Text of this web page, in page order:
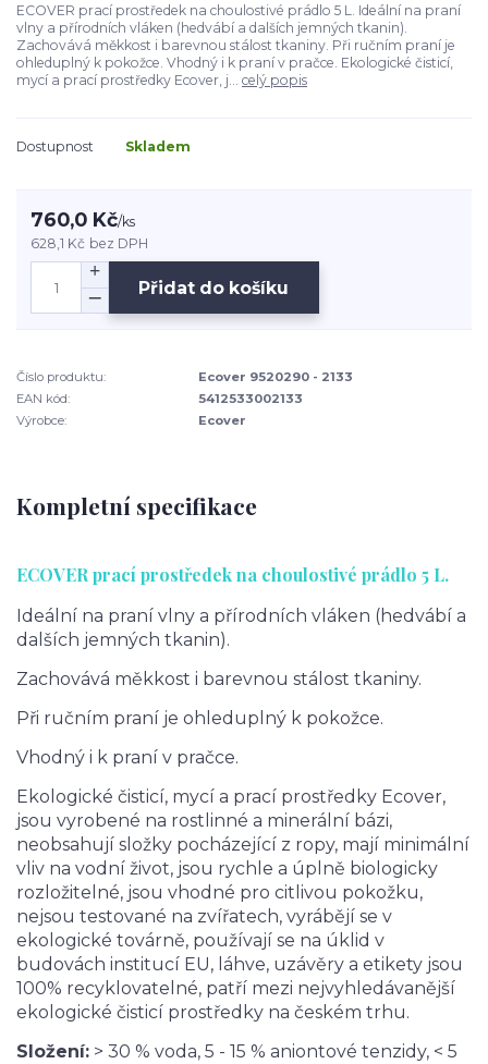
ECOVER prací prostředek na choulostivé prádlo 5 L. Ideální na praní
vlny a přírodních vláken (hedvábí a dalších jemných tkanin).
Zachovává měkkost i barevnou stálost tkaniny. Při ručním praní je
ohleduplný k pokožce. Vhodný i k praní v pračce. Ekologické čisticí,
mycí a prací prostředky Ecover, j... celý popis
Dostupnost Skladem
760,0 Kč/ks
628,1 Kč bez DPH
Přidat do košíku
Číslo produktu:
Ecover 9520290 - 2133
EAN kód:
5412533002133
Výrobce:
Ecover
Kompletní specifikace
ECOVER prací prostředek na choulostivé prádlo 5 L.
Ideální na praní vlny a přírodních vláken (hedvábí a
dalších jemných tkanin).
Zachovává měkkost i barevnou stálost tkaniny.
Při ručním praní je ohleduplný k pokožce.
Vhodný i k praní v pračce.
Ekologické čisticí, mycí a prací prostředky Ecover,
jsou vyrobené na rostlinné a minerální bázi,
neobsahují složky pocházející z ropy, mají minimální
vliv na vodní život, jsou rychle a úplně biologicky
rozložitelné, jsou vhodné pro citlivou pokožku,
nejsou testované na zvířatech, vyrábějí se v
ekologické továrně, používají se na úklid v
budovách institucí EU, láhve, uzávěry a etikety jsou
100% recyklovatelné, patří mezi nejvyhledávanější
ekologické čisticí prostředky na českém trhu.
Složení: > 30 % voda, 5 - 15 % aniontové tenzidy, < 5